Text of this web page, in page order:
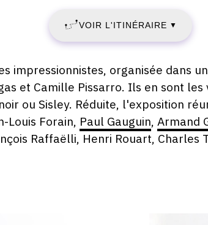
AVRIL
1881
-
VOIR L'ITINÉRAIRE ▼
impressionnistes, organisée dans
et Camille Pissarro. Ils en sont
ou Sisley. Réduite, l'exposition
Louis Forain, Paul Gauguin, Armand
Raffaëlli, Henri Rouart, Charles